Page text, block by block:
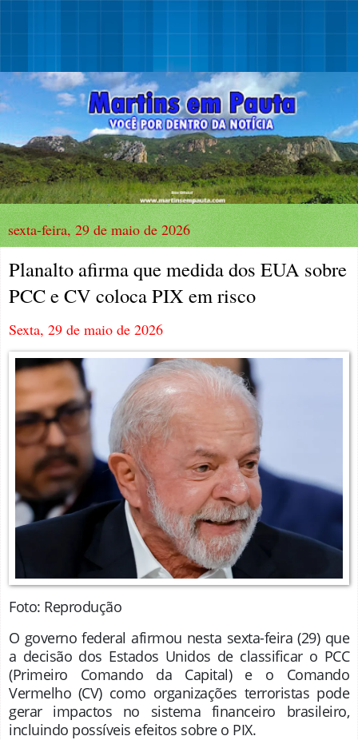
sexta-feira, 29 de maio de 2026
Planalto afirma que medida dos EUA sobre
PCC e CV coloca PIX em risco
Sexta, 29 de maio de 2026
Foto: Reprodução
O governo federal afirmou nesta sexta-feira (29) que
a decisão dos Estados Unidos de classificar o PCC
(Primeiro Comando da Capital) e o Comando
Vermelho (CV) como organizações terroristas pode
gerar impactos no sistema financeiro brasileiro,
incluindo possíveis efeitos sobre o PIX.